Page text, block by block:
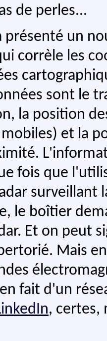
de perles...
présenté un
corrèle les
sont le
la position
et la
fois que
surveillant
le boîtier
Et on peut
Mais
fait d'un
, certes,